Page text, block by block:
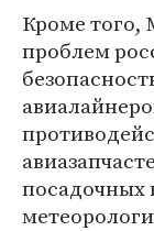
Кроме того,
проблем
посадочных